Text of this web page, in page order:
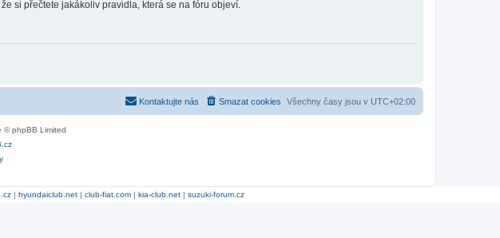
si přečtete jakákoliv pravidla, která se na fóru objeví.
Všechny časy jsou v UTC+02:00
Smazat cookies
Kontaktujte nás
© phpBB Limited
| hyundaiclub.net | club-fiat.com | kia-club.net | suzuki-forum.cz